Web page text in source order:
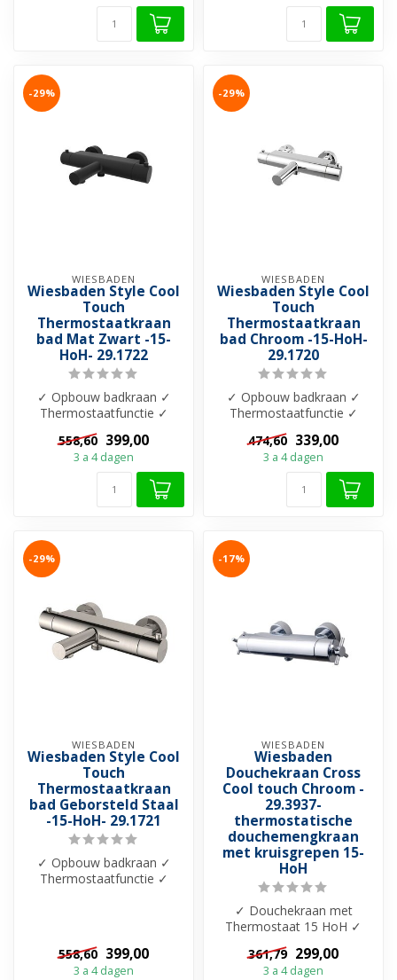
-29%
WIESBADEN
Wiesbaden Style Cool
Touch
Thermostaatkraan
bad Mat Zwart -15-
HoH- 29.1722
✓ Opbouw badkraan ✓
Thermostaatfunctie ✓
Cool Touch ✓ ...
558,60 399,00
3 a 4 dagen
-29%
WIESBADEN
Wiesbaden Style Cool
Touch
Thermostaatkraan
bad Chroom -15-HoH-
29.1720
✓ Opbouw badkraan ✓
Thermostaatfunctie ✓
Cool Touch ✓ ...
474,60 339,00
3 a 4 dagen
-29%
WIESBADEN
Wiesbaden Style Cool
Touch
Thermostaatkraan
bad Geborsteld Staal
-15-HoH- 29.1721
✓ Opbouw badkraan ✓
Thermostaatfunctie ✓
558,60 399,00
3 a 4 dagen
-17%
WIESBADEN
Wiesbaden
Douchekraan Cross
Cool touch Chroom -
29.3937-
thermostatische
douchemengkraan
met kruisgrepen 15-
HoH
✓ Douchekraan met
Thermostaat 15 HoH ✓
Kruisgrepen ✓ Beschikbaar
in 2 kleuren ✓ ...
361,79 299,00
3 a 4 dagen